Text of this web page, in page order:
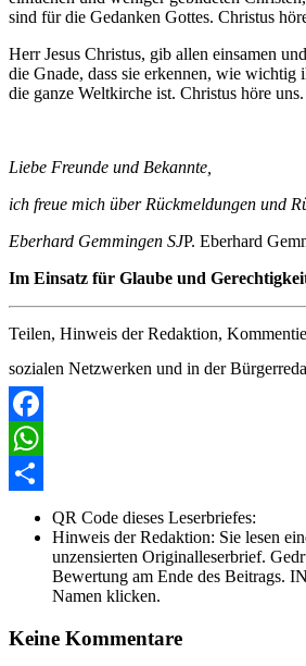
sind für die Gedanken Gottes. Christus
Herr Jesus Christus, gib allen einsamen
die Gnade, dass sie erkennen, wie
die ganze Weltkirche ist. Christus höre uns.
Liebe Freunde und Bekannte,
ich freue mich über Rückmeldungen und
Eberhard Gemmingen SJP. Eberhard
Im Einsatz für Glaube und
Teilen, Hinweis der Redaktion,
sozialen Netzwerken und in der
Facebook
WhatsApp
QR Code dieses Leserbriefes:
Hinweis der Redaktion: Sie lesen
unzensierten Originalleserbrief.
Bewertung am Ende des Beitrags.
Namen klicken.
Keine Kommentare